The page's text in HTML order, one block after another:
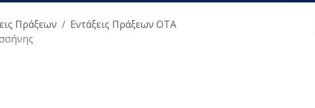
Πράξεων
Εντάξεις Πράξεων ΟΤΑ